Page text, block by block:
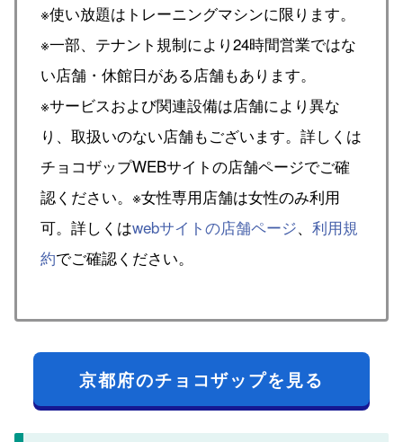
※使い放題はトレーニングマシンに限ります。
※一部、テナント規制により24時間営業ではな
い店舗・休館日がある店舗もあります。
※サービスおよび関連設備は店舗により異な
り、取扱いのない店舗もございます。詳しくは
チョコザップWEBサイトの店舗ページでご確
認ください。※女性専用店舗は女性のみ利用
可。詳しくはwebサイトの店舗ページ、 利用規
約でご確認ください。
京都府のチョコザップを見る